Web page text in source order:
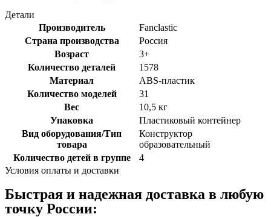
Детали
Производитель
Fanclastic
Страна производства
Россия
Возраст
3+
Количество деталей
1578
Материал
ABS-пластик
Количество моделей
31
Вес
10,5 кг
Упаковка
Пластиковый контейнер
Вид оборудования/Тип
товара
Конструктор
образовательный
Количество детей в группе
4
Условия оплаты и доставки
Быстрая и надежная доставка в любую
точку России: